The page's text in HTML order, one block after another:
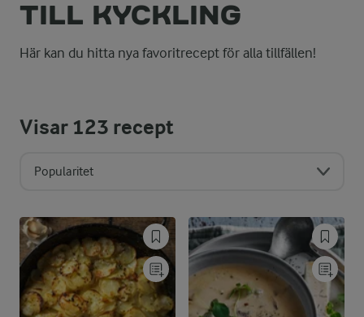
TILL KYCKLING
Här kan du hitta nya favoritrecept för alla tillfällen!
Visar123 recept
Popularitet